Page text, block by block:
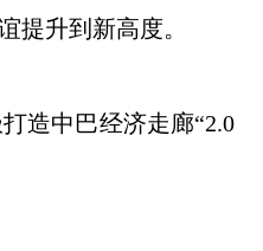
提升到新高度。
造中巴经济走廊“2.0